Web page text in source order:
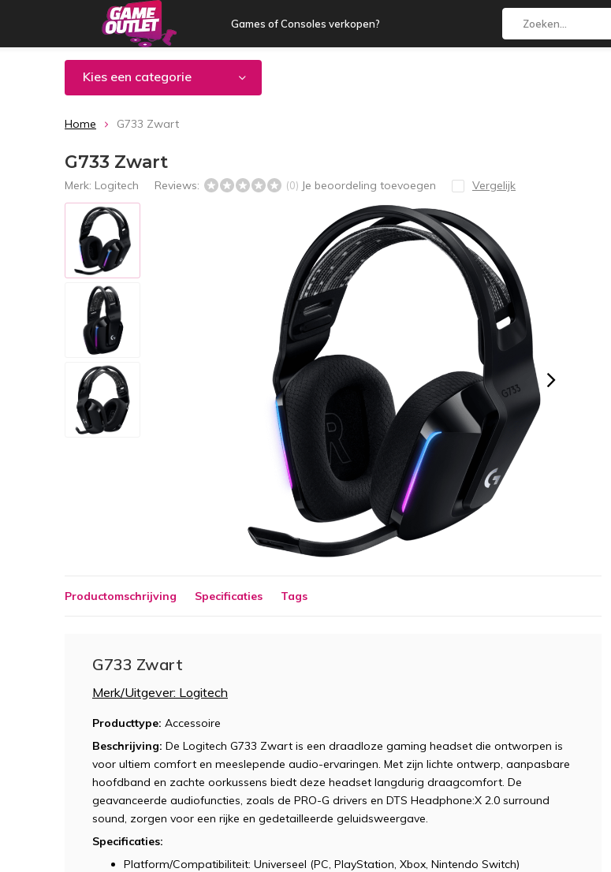
Games of Consoles verkopen?
Kies een categorie
Home G733 Zwart
G733 Zwart
Merk: Logitech Reviews: (0) Je beoordeling toevoegen Vergelijk
Productomschrijving Specificaties Tags
G733 Zwart
Merk/Uitgever: Logitech
Producttype: Accessoire
Beschrijving: De Logitech G733 Zwart is een draadloze gaming headset die ontworpen is
voor ultiem comfort en meeslepende audio-ervaringen. Met zijn lichte ontwerp, aanpasbare
hoofdband en zachte oorkussens biedt deze headset langdurig draagcomfort. De
geavanceerde audiofuncties, zoals de PRO-G drivers en DTS Headphone:X 2.0 surround
sound, zorgen voor een rijke en gedetailleerde geluidsweergave.
Specificaties:
Platform/Compatibiliteit: Universeel (PC, PlayStation, Xbox, Nintendo Switch)